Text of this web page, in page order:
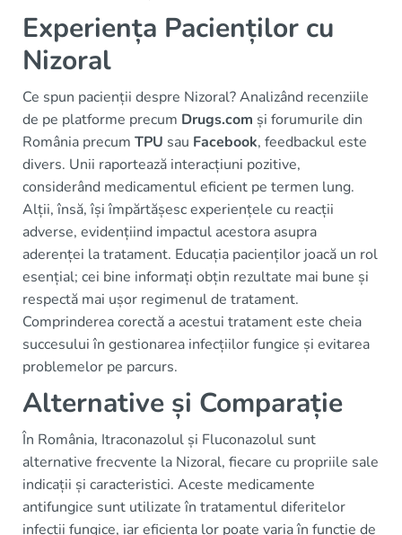
Experiența Pacienților cu
Nizoral
Ce spun pacienții despre Nizoral? Analizând recenziile
de pe platforme precum Drugs.com și forumurile din
România precum TPU sau Facebook, feedbackul este
divers. Unii raportează interacțiuni pozitive,
considerând medicamentul eficient pe termen lung.
Alții, însă, își împărtășesc experiențele cu reacții
adverse, evidențiind impactul acestora asupra
aderenței la tratament. Educația pacienților joacă un rol
esențial; cei bine informați obțin rezultate mai bune și
respectă mai ușor regimenul de tratament.
Comprinderea corectă a acestui tratament este cheia
succesului în gestionarea infecțiilor fungice și evitarea
problemelor pe parcurs.
Alternative și Comparație
În România, Itraconazolul și Fluconazolul sunt
alternative frecvente la Nizoral, fiecare cu propriile sale
indicații și caracteristici. Aceste medicamente
antifungice sunt utilizate în tratamentul diferitelor
infecții fungice, iar eficiența lor poate varia în funcție de